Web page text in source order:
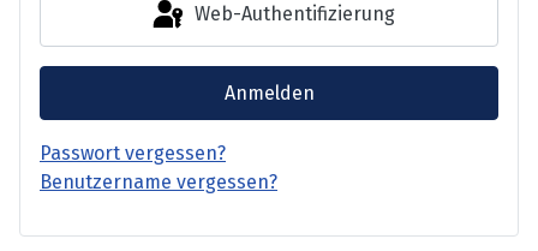
Web-Authentifizierung
Anmelden
Passwort vergessen?
Benutzername vergessen?